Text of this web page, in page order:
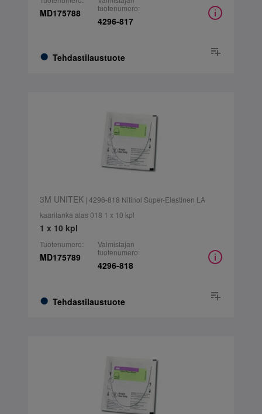
MD175788
Tehdastilaustuote
tuotenumero:
4296-817
3M UNITEK| 4296-818 Nitinol Super-Elastinen LA
kaarilanka alas 018 1 x 10 kpl
1 x 10 kpl
Tuotenumero:
MD175789
Tehdastilaustuote
Valmistajan
tuotenumero:
4296-818